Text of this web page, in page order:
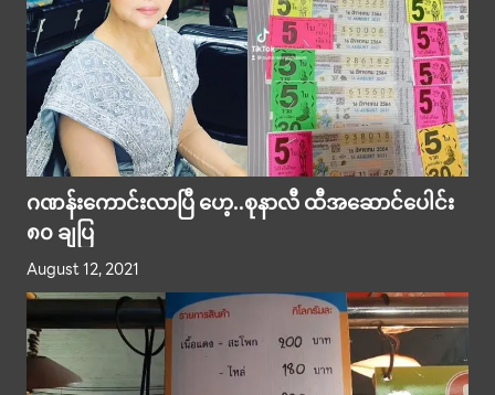
ဂဏန်းကောင်းလာပြီ ဟေ့..စုနာလီ ထီအဆောင်ပေါင်း
၈၀ ချပြ
August 12, 2021